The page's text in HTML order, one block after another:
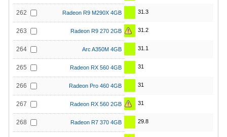
262 Radeon R9 M290X 4GB 31.3
263 Radeon R9 270 2GB 31.2
264 Arc A350M 4GB 31.1
265 Radeon RX 560 4GB 31
266 Radeon Pro 460 4GB 31
267 Radeon RX 560 2GB 31
268 Radeon R7 370 4GB 29.8